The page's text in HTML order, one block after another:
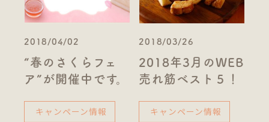
2018/04/02
“春のさくらフェ
ア”が開催中です。
キャンペーン情報
2018/03/26
2018年3月のWEB
売れ筋ベスト５！
キャンペーン情報